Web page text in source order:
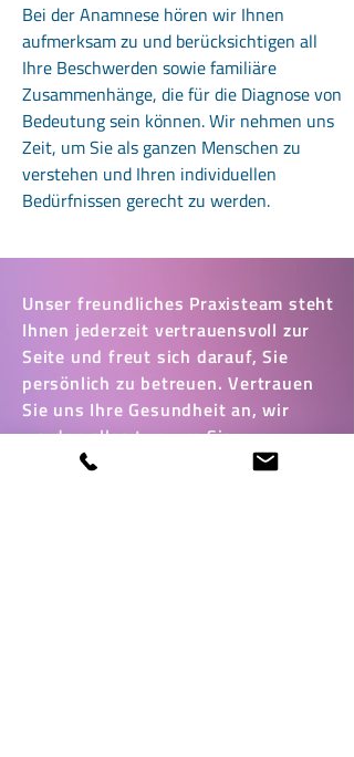
Bei der Anamnese hören wir Ihnen
aufmerksam zu und berücksichtigen all
Ihre Beschwerden sowie familiäre
Zusammenhänge, die für die Diagnose von
Bedeutung sein können. Wir nehmen uns
Zeit, um Sie als ganzen Menschen zu
verstehen und Ihren individuellen
Bedürfnissen gerecht zu werden.
Unser freundliches Praxisteam steht
Ihnen jederzeit vertrauensvoll zur
Seite und freut sich darauf, Sie
persönlich zu betreuen. Vertrauen
Sie uns Ihre Gesundheit an, wir
werden alles tun, um Sie
bestmöglich zu unterstützen und